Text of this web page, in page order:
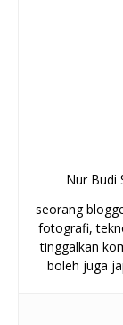
Nur Budi
seorang
fotografi,
tinggalkan
boleh juga